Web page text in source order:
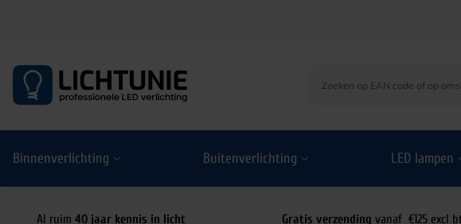
Binnenverlichting Buitenverlichting LED lampen
Al ruim 40 jaar kennis in licht Gratis verzending vanaf €125 excl